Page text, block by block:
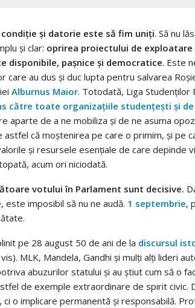
şi datorie este să fim uniţi. Să nu
şi clar: oprirea proiectului de
disponibile, paşnice şi democratice. Este
care au dus şi duc lupta pentru salvarea
Alburnus Maior. Totodată, Liga Studenţilor
către toate organizaţiile studenţeşti şi
aparte de a ne mobiliza şi de ne asuma
că moştenirea pe care o primim, şi pe
şi resursele esenţiale de care depinde
acum ori niciodată.
votului în Parlament sunt decisive.
imposibil să nu ne audă. 1 septembrie,
pe 28 august 50 de ani de la discursul
MLK, Mandela, Gandhi şi mulţi alţi lideri
abuzurilor statului şi au ştiut cum să o
de exemple extraordinare de spirit civic.
o implicare permanentă şi responsabilă.